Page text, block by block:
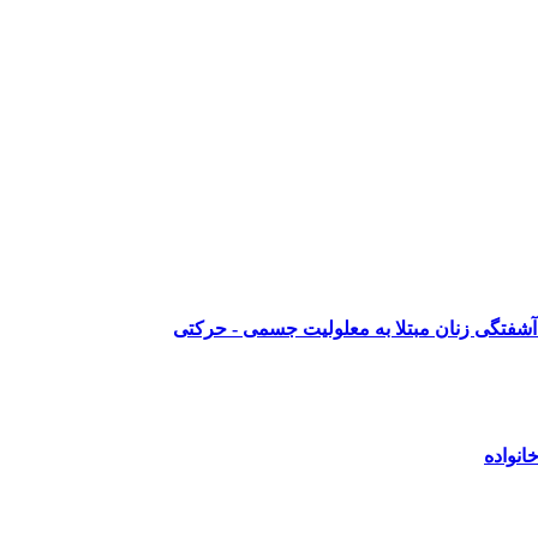
زنان مبتلا به معلولیت جسمی - حرکتی